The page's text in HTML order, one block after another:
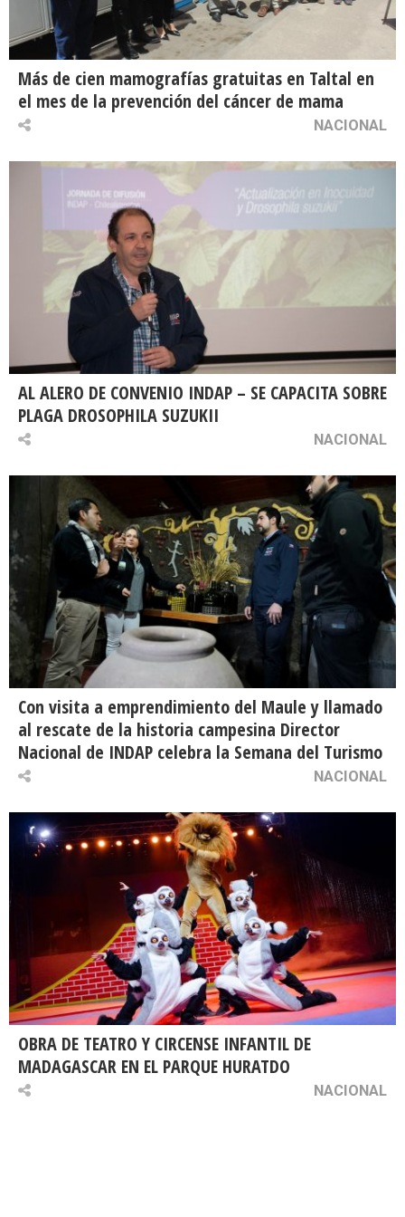
Más de cien mamografías gratuitas en Taltal en
el mes de la prevención del cáncer de mama
NACIONAL
AL ALERO DE CONVENIO INDAP – SE CAPACITA SOBRE
PLAGA DROSOPHILA SUZUKII
NACIONAL
Con visita a emprendimiento del Maule y llamado
al rescate de la historia campesina Director
Nacional de INDAP celebra la Semana del Turismo
NACIONAL
OBRA DE TEATRO Y CIRCENSE INFANTIL DE
MADAGASCAR EN EL PARQUE HURATDO
NACIONAL